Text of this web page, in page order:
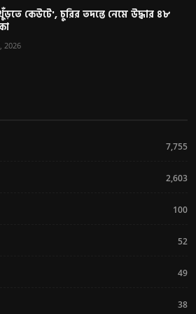
কেউটে', চুরির তদন্তে নেমে উদ্ধার ৪৮
2026
7,755
2,603
100
52
49
38